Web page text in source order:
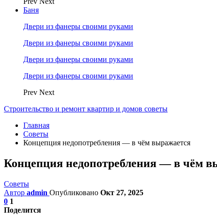
Баня
Двери из фанеры своими руками
Двери из фанеры своими руками
Двери из фанеры своими руками
Двери из фанеры своими руками
Prev Next
Строительство и ремонт квартир и домов советы
Главная
Советы
Концепция недопотребления — в чём выражается
Концепция недопотребления — в чём
Советы
Автор admin Опубликовано Окт 27, 2025
0 1
Поделится